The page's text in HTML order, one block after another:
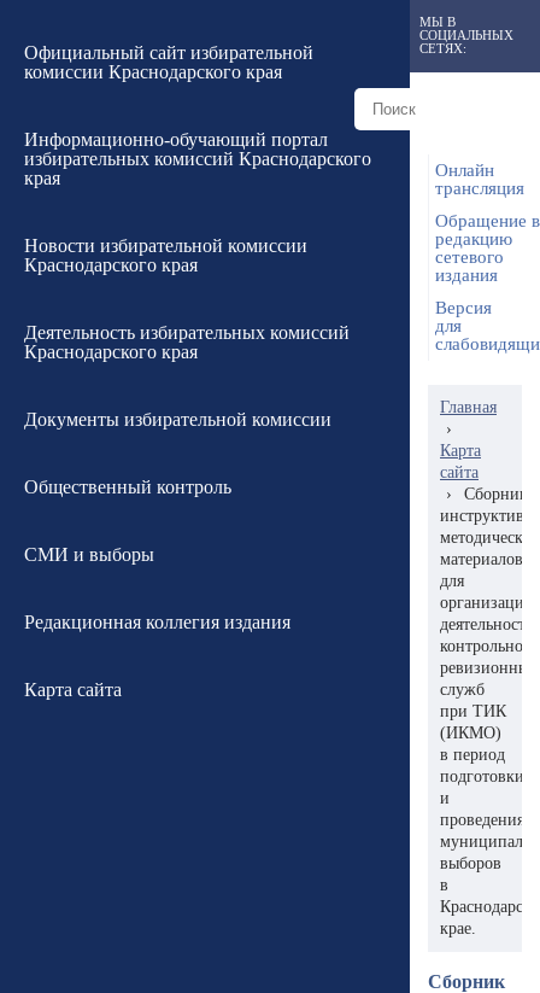
Официальный сайт избирательной
комиссии Краснодарского края
Информационно-обучающий портал
избирательных комиссий Краснодарского
края
Новости избирательной комиссии
Краснодарского края
Деятельность избирательных комиссий
Краснодарского края
Документы избирательной комиссии
Общественный контроль
СМИ и выборы
Редакционная коллегия издания
Карта сайта
МЫ В
СОЦИАЛЬНЫХ
СЕТЯХ:
Онлайн
трансляция
Обращение в
редакцию
сетевого
издания
Версия
для
Главная
›
Карта
сайта
›
Сборник
методических
материалов
для
организации
деятельности
контрольно-
ревизионных
служб
при ТИК
(ИКМО)
в период
подготовки
и
проведения
выборов
в
крае.
Сборник